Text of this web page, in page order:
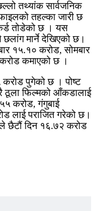
तथ्यांक सार्वजनिक
तहल्का जारी छ
तोडेको छ । यस
मार्ने देखिएको छ।
१५.१० करोड, सोमबार
कमाएको छ ।
पुगेको छ । पोष्ट
ठूला फिल्मको आँकडालाई
करोड, गंगुबाई
लाई पराजित गरेको छ।
छैटौं दिन १६.७२ करोड